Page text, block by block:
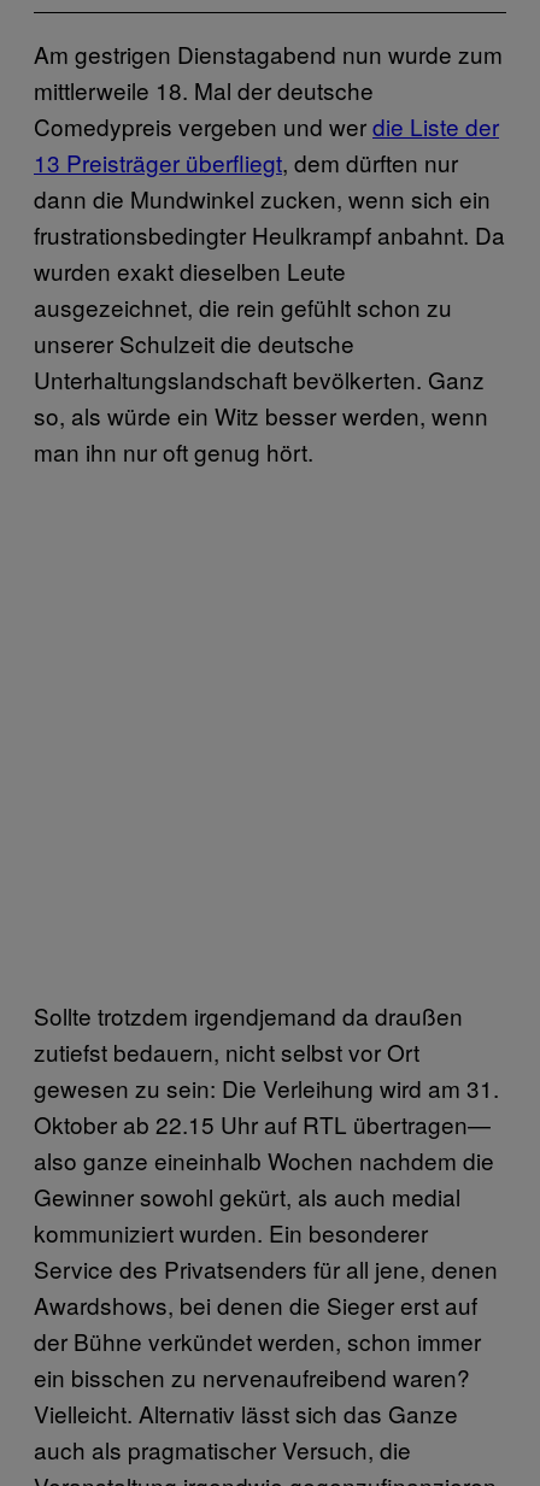
Am gestrigen Dienstagabend nun wurde zum
mittlerweile 18. Mal der deutsche
Comedypreis vergeben und werdie Liste der
13 Preisträger überfliegt, dem dürften nur
dann die Mundwinkel zucken, wenn sich ein
frustrationsbedingter Heulkrampf anbahnt. Da
wurden exakt dieselben Leute
ausgezeichnet, die rein gefühlt schon zu
unserer Schulzeit die deutsche
Unterhaltungslandschaft bevölkerten. Ganz
so, als würde ein Witz besser werden, wenn
man ihn nur oft genug hört.
Sollte trotzdem irgendjemand da draußen
zutiefst bedauern, nicht selbst vor Ort
gewesen zu sein: Die Verleihung wird am 31.
Oktober ab 22.15 Uhr auf RTL übertragen—
also ganze eineinhalb Wochen nachdem die
Gewinner sowohl gekürt, als auch medial
kommuniziert wurden. Ein besonderer
Service des Privatsenders für all jene, denen
Awardshows, bei denen die Sieger erst auf
der Bühne verkündet werden, schon immer
ein bisschen zu nervenaufreibend waren?
Vielleicht. Alternativ lässt sich das Ganze
auch als pragmatischer Versuch, die